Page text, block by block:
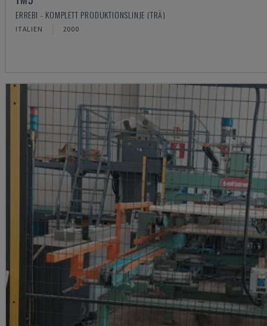
ERREBI - KOMPLETT PRODUKTIONSLINJE (TRÄ)
ITALIEN 2000